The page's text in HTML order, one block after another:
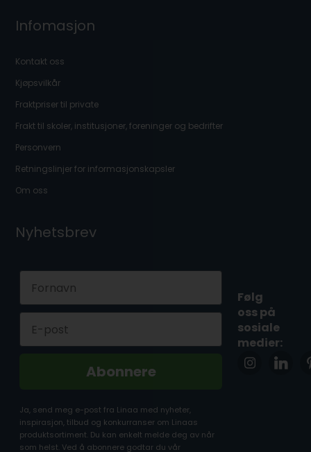
Infomasjon
Kontakt oss
Kjøpsvilkår
Fraktpriser til private
Frakt til skoler, institusjoner, foreninger og bedrifter
Personvern
Retningslinjer for informasjonskapsler
Om oss
Nyhetsbrev
Abonnere
Ja, send meg e-post fra Linaa med nyheter,
inspirasjon, tilbud og konkurranser om Linaas
produktsortiment. Du kan enkelt melde deg av når
som helst. Ved å abonnere godtar du vår
Følg
oss på
sosiale
medier: